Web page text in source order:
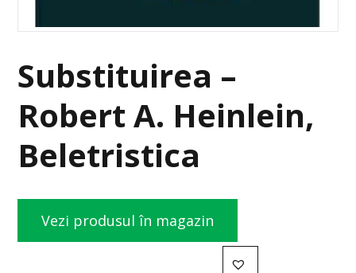
Substituirea –
Robert A. Heinlein,
Beletristica
Vezi produsul în magazin